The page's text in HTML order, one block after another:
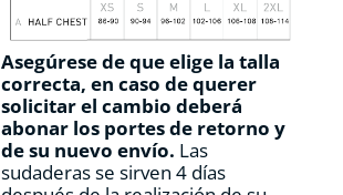
Asegúrese de que elige la talla
correcta, en caso de querer
solicitar el cambio deberá
abonar los portes de retorno y
de su nuevo envío. Las
sudaderas se sirven 4 días